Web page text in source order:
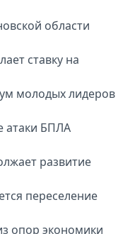
области
ставку на
молодых лидеров
атаки БПЛА
развитие
переселение
опор экономики